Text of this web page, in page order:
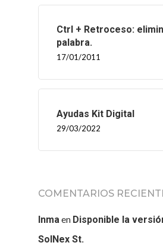
Ctrl + Retroceso:
palabra.
17/01/2011
Ayudas Kit Digital
29/03/2022
COMENTARIOS
Inmaen Disponible la
SolNex St.